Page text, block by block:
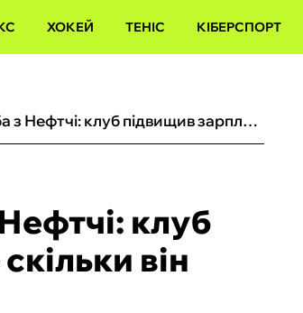
ХОКЕЙ ТЕНІС КІБЕРСПОРТ
Новий контракт Вернидуба з Нефтчі: клуб підвищив зарплату тренеру – скільки він тепер отримуватиме
клуб
він